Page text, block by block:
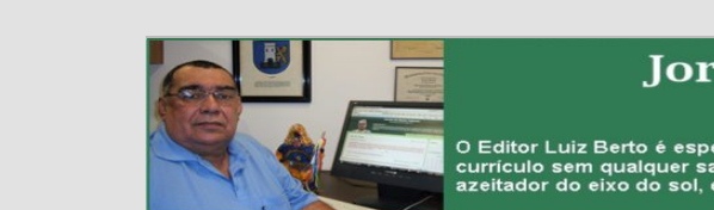
JORNAL DA BESTA FUBANA
Uma Gazeta Escrota